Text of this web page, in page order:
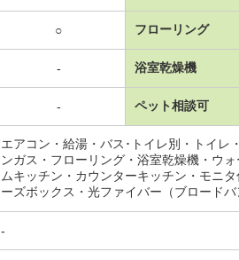
○ フローリング
- 浴室乾燥機
- ペット相談可
エアコン・給湯・バス･トイレ別・トイレ
ンガス・フローリング・浴室乾燥機・ウ
ムキッチン・カウンターキッチン・モニ
ーズボックス・光ファイバー（ブロード
-